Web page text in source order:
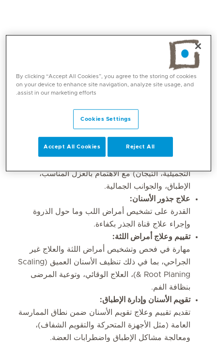
المهارات الأساسية
طب الأسنان الترميمي (الحشوات والتيجان):
خبرة في تشخيص وعلاج تسوس الأسنان، وإجراء
التجميلية، التيجان) مع الاهتمام بالعزل المناسب،
الإطباق، والجوانب الجمالية.
علاج جذور الأسنان:
القدرة على تشخيص أمراض اللب وما حول الذروة
وإجراء علاج قناة الجذر بكفاءة.
تقييم وعلاج أمراض اللثة:
مهارة في فحص وتشخيص أمراض اللثة والعلاج غير
الجراحي، بما في ذلك تنظيف الأسنان العميق (Scaling
& Root Planing)، العلاج الوقائي، وتوعية المرضى
بنظافة الفم.
تقويم الأسنان وإدارة الإطباق:
تقديم تقييم وعلاج تقويم الأسنان ضمن نطاق الممارسة
العامة (مثل الأجهزة المتحركة والتقويم الشفاف)،
ومعالجة مشاكل الإطباق واضطرابات العضة.
By clicking “Accept All Cookies”, you agree to the storing of cookies
on your device to enhance site navigation, analyze site usage, and
assist in our marketing efforts.
Cookies Settings
Reject All
Accept All Cookies